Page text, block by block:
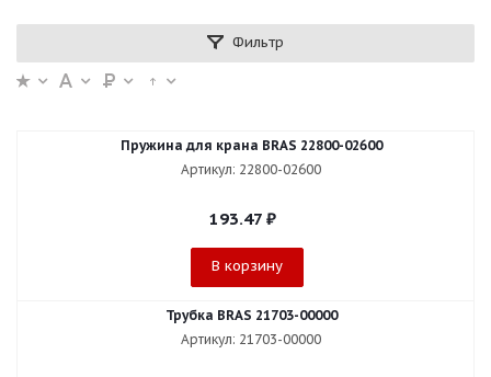
Фильтр
Пружина для крана BRAS 22800-02600
Артикул: 22800-02600
193.47 ₽
В корзину
Трубка BRAS 21703-00000
Артикул: 21703-00000